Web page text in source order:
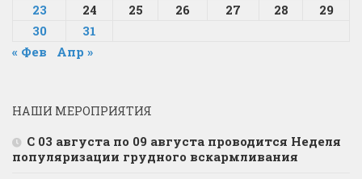
23
24 25 26 27 28
29
30
31
« Фев
Апр »
НАШИ МЕРОПРИЯТИЯ
С 03 августа по 09 августа проводится Неделя
популяризации грудного вскармливания